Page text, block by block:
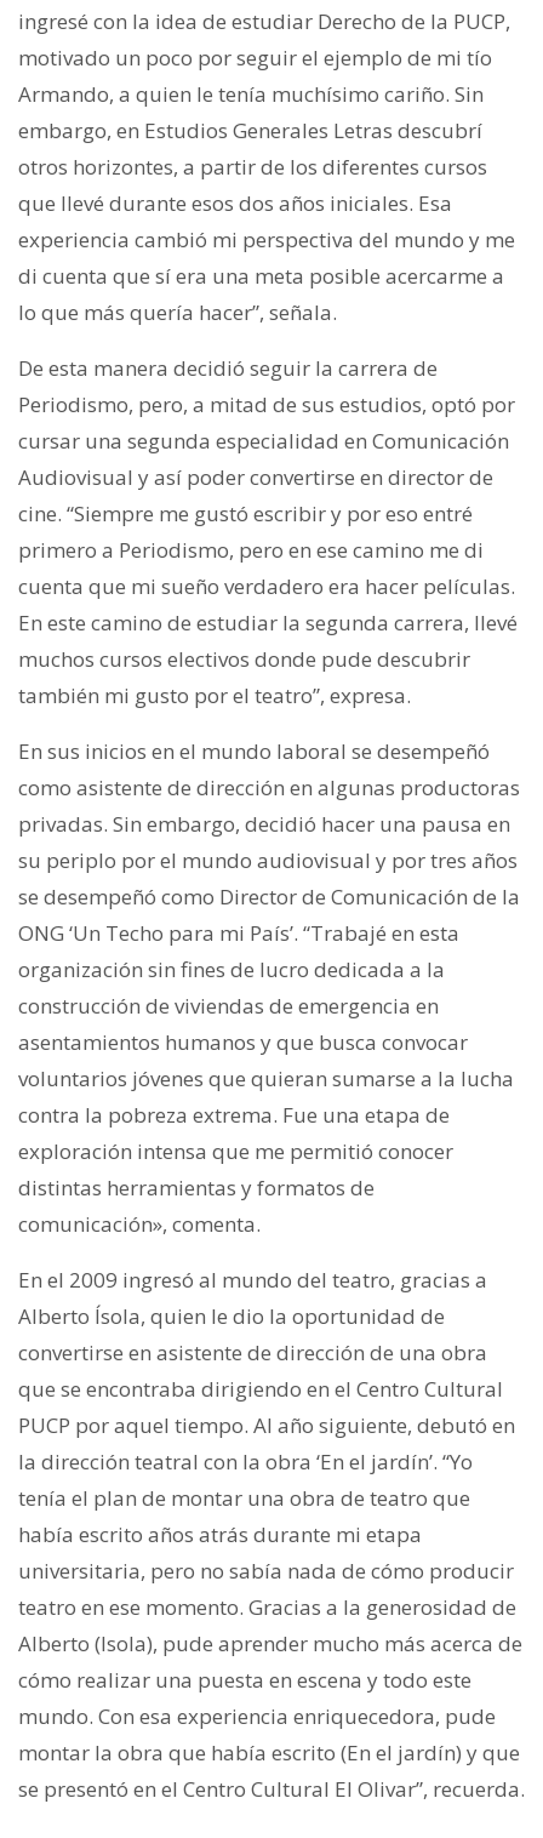
ingresé con la idea de estudiar Derecho de la PUCP,
motivado un poco por seguir el ejemplo de mi tío
Armando, a quien le tenía muchísimo cariño. Sin
embargo, en Estudios Generales Letras descubrí
otros horizontes, a partir de los diferentes cursos
que llevé durante esos dos años iniciales. Esa
experiencia cambió mi perspectiva del mundo y me
di cuenta que sí era una meta posible acercarme a
lo que más quería hacer”, señala.
De esta manera decidió seguir la carrera de
Periodismo, pero, a mitad de sus estudios, optó por
cursar una segunda especialidad en Comunicación
Audiovisual y así poder convertirse en director de
cine. “Siempre me gustó escribir y por eso entré
primero a Periodismo, pero en ese camino me di
cuenta que mi sueño verdadero era hacer películas.
En este camino de estudiar la segunda carrera, llevé
muchos cursos electivos donde pude descubrir
también mi gusto por el teatro”, expresa.
En sus inicios en el mundo laboral se desempeñó
como asistente de dirección en algunas productoras
privadas. Sin embargo, decidió hacer una pausa en
su periplo por el mundo audiovisual y por tres años
se desempeñó como Director de Comunicación de la
ONG ‘Un Techo para mi País’. “Trabajé en esta
organización sin fines de lucro dedicada a la
construcción de viviendas de emergencia en
asentamientos humanos y que busca convocar
voluntarios jóvenes que quieran sumarse a la lucha
contra la pobreza extrema. Fue una etapa de
exploración intensa que me permitió conocer
distintas herramientas y formatos de
comunicación», comenta.
En el 2009 ingresó al mundo del teatro, gracias a
Alberto Ísola, quien le dio la oportunidad de
convertirse en asistente de dirección de una obra
que se encontraba dirigiendo en el Centro Cultural
PUCP por aquel tiempo. Al año siguiente, debutó en
la dirección teatral con la obra ‘En el jardín’. “Yo
tenía el plan de montar una obra de teatro que
había escrito años atrás durante mi etapa
universitaria, pero no sabía nada de cómo producir
teatro en ese momento. Gracias a la generosidad de
Alberto (Isola), pude aprender mucho más acerca de
cómo realizar una puesta en escena y todo este
mundo. Con esa experiencia enriquecedora, pude
montar la obra que había escrito (En el jardín) y que
se presentó en el Centro Cultural El Olivar”, recuerda.